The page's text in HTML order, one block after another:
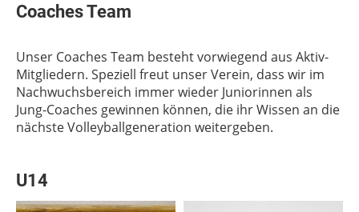
Coaches Team
Unser Coaches Team besteht vorwiegend aus Aktiv-
Mitgliedern. Speziell freut unser Verein, dass wir im
Nachwuchsbereich immer wieder Juniorinnen als
Jung-Coaches gewinnen können, die ihr Wissen an die
nächste Volleyballgeneration weitergeben.
U14